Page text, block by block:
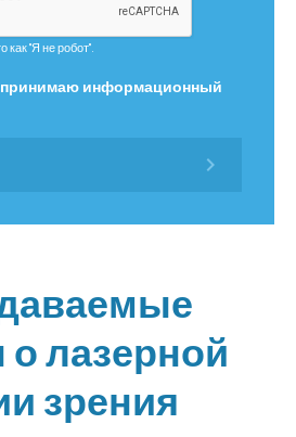
как "Я не робот".
принимаю информационный
лазерной
зрения